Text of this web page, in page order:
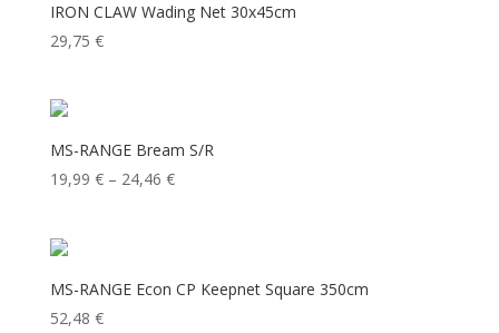
IRON CLAW Wading Net 30x45cm
29,75 €
MS-RANGE Bream S/R
19,99 € – 24,46 €Price
24,46 €
MS-RANGE Econ CP Keepnet Square 350cm
52,48 €